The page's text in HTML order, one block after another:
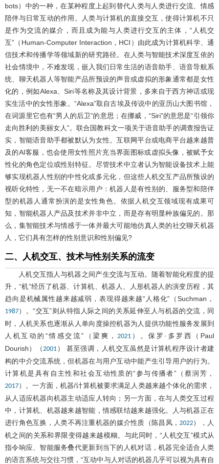
bots）中的一种，在某种程度上起到替代人类与人类进行交流、情感
陪伴与日常互动的作用。人类与计算机的直接交互，使得计算机不只
是作为交流的媒介，而且成为能与人类进行交互的主体，“人机交
互”（Human-Computer Interaction，HCI）由此成为计算机科学、通
信技术和传播学等领域新的研究路径。在人类与智能技术深度互依的
社会情境中，不难发现，嵌入我们日常生活的语音助手、语音导航系
统、聊天机器人等智能产品所预设的声音或虚拟的形象通常都是女性
化的，例如Alexa、Siri等名称及其设计背景，多来自于西方神话或现
实生活中的女性形象。“Alexa”取自古埃及传说中的亚历山大图书馆，
在词源里它也有“男人的后卫”的意思；在挪威，“Siri”的意思是“引领你
走向胜利的美丽女人”。联合国教科文一项关于语音助手的调查报告证
实，智能语音助手都被默认为女性。互联网平台或电商平台越来越普
及的AI客服，也会使用女性照片充当界面图标或虚拟头像，被赋予女
性化的角色定位或性别特征。尽管技术中立者认为智能设备技术上能
够实现机器人性别的中性化或多元化，但这些人机交互产品所预设的
视听化特性，无一不在暗示用户：机器人是有性别的、服务型和陪伴
型的机器人通常扮演的是女性角色。依据人机交互领域现有成果可
知，智能机器人产品及技术并非中立，而是存有明显种族偏见的。那
么，集智能技术与情感于一体并最大可能地仿真人类的社交聊天机器
人，它们具有怎样的性别意识和性别偏见?
二、人机交互、技术与性别关系的流变
人机交互指人与机器之间产生交流与互动。随着智能化程度的提
升，“机”经历了机器、计算机、机器人、人形机器人的演变历程，其
趋向是机械属性越来越减弱，表现得越来越“人格化”（Suchman，
1987）。“交互”则从特指人际之间的关系延伸至人与机器的交流，同
时，人机关系也逐渐从人单向度操控机器为人提供功能性服务发展到
人机互动的“情感交流”（梁爽， 2021 ）。保罗·多罗西（Paul
Dourish）（2001 ） 甚至强调，人机交互虽然是计算机程序设计者建
构的中介交流系统，但机器在与用户互动中能产生引导用户的行为。
计算机是具有自主性和社会互动性质的“参与传播者”（蔡润芳，
2017）。一方面，机器/计算机被要求满足人类越来越个体化的需求，
从人适应机器向机器主动适应人转向；另一方面，在与人类交互过程
中，计算机、机器越来越智能，情感联结越来越强化。人与机器正在
进行角色互换，人类不再注重机器的媒介性质（陈昌凤， 2022），人
机之间的关系和界限变得越来越模糊。与此同时，“人机交互”模式从
指令响应、智能服务叠代更新到当下的人机对话，机器完全适合人类
的语言系统与交往习惯，“互动中与人对话的机器几乎可以视为具有自